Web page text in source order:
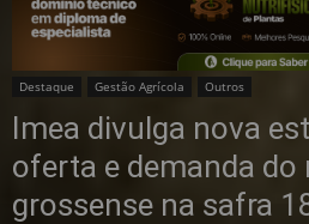
Destaque Gestão Agrícola Outros
Imea divulga nova
oferta e demanda
grossense na safra